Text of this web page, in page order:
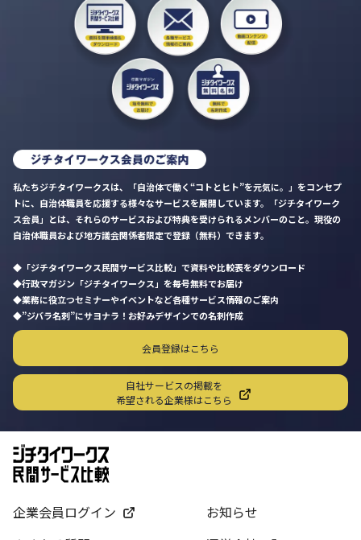
私たちジチタイワークスは、「自治体で働く“コトとヒト”を元気に。」をコンセプ
トに、自治体職員を応援する様々なサービスを展開しています。「ジチタイワーク
ス会員」とは、それらのサービスおよび特典を受けられるメンバーのこと。現役の
自治体職員および地方議会関係者限定で登録（無料）できます。
「ジチタイワークス民間サービス比較」で資料や比較表をダウンロード
行政マガジン「ジチタイワークス」を毎号無料でお届け
業務に役立つセミナーやイベントなど各種サービス情報のご案内
”ジバラ名刺”にサヨナラ！お好みデザインでの名刺作成
会員登録はこちら
自社サービスの掲載を
希望される企業様はこちら
企業会員ログイン
お知らせ